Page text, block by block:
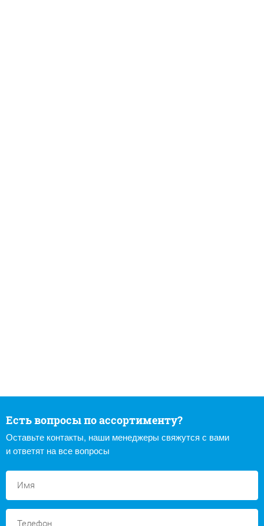
Есть вопросы по ассортименту?
Оставьте контакты, наши менеджеры свяжутся с вами
и ответят на все вопросы